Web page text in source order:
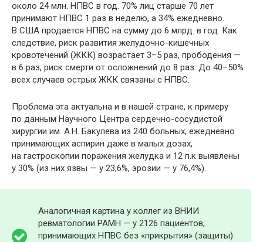
около 24 млн. НПВС в год. 70% лиц старше 70 лет
принимают НПВС 1 раз в неделю, а 34% ежедневно.
В США продается НПВС на сумму до 6 млрд. в год. Как
следствие, риск развития желудочно-кишечных
кровотечений (ЖКК) возрастает 3–5 раз, прободения —
в 6 раз, риск смерти от осложнений до 8 раз. До 40–50%
всех случаев острых ЖКК связаны с НПВС.
Проблема эта актуальна и в нашей стране, к примеру
по данным Научного Центра сердечно-сосудистой
хирургии им. А.Н. Бакулева из 240 больных, ежедневно
принимающих аспирин даже в малых дозах,
на гастроскопии поражения желудка и 12 п.к выявлены
у 30% (из них язвы — у 23,6%, эрозии — у 76,4%).
Аналогичная картина у коллег из ВНИИ
ревматологии РАМН — у 2126 пациентов,
принимающих НПВС без «прикрытия» (защиты)